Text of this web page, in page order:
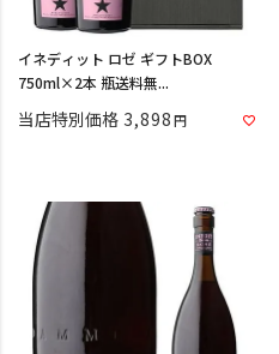
イネディット ロゼ ギフトBOX
750ml×2本 瓶送料無...
当店特別価格 3,898